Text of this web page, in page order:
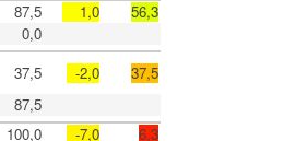
87,5 1,0
56,3
0,0
37,5 -2,0
37,5
87,5
100,0 -7,0
6,3